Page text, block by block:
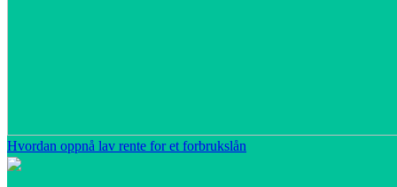
Hvordan oppnå lav rente for et forbrukslån